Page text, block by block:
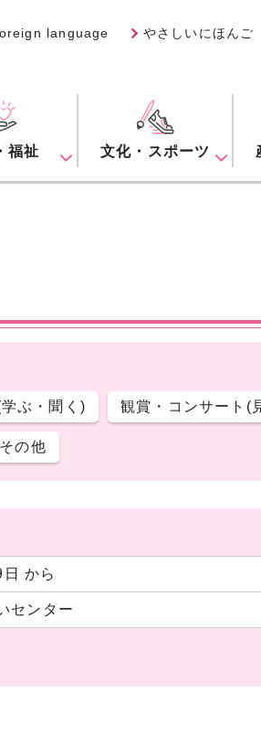
language やさしいにほんご
福祉 文化・スポーツ
ぶ・聞く) 観賞・コンサート(
その他
から
センター